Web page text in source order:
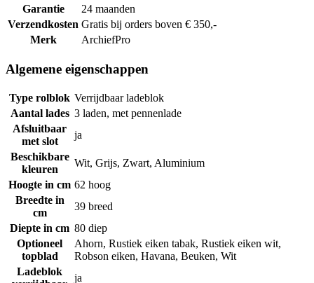
Garantie
24 maanden
Verzendkosten Gratis bij orders boven € 350,-
Merk
ArchiefPro
Algemene eigenschappen
Type rolblok Verrijdbaar ladeblok
Aantal lades 3 laden, met pennenlade
Afsluitbaar
met slot
ja
Beschikbare
kleuren
Wit, Grijs, Zwart, Aluminium
Hoogte in cm 62 hoog
Breedte in
cm
39 breed
Diepte in cm 80 diep
Optioneel
topblad
Ahorn, Rustiek eiken tabak, Rustiek eiken wit,
Robson eiken, Havana, Beuken, Wit
Ladeblok
ja